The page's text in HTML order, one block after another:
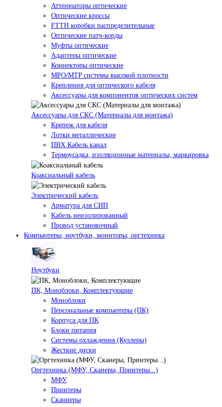
Аттенюаторы оптические
Оптические кроссы
FTTH коробки распределительные
Оптические патч-корды
Муфты оптические
Адаптеры оптические
Коннекторы оптические
MPO/MTP системы высокой плотности
Крепления для оптического кабеля
Аксессуары для компонентов оптических систем
Аксессуары для СКС (Материалы для монтажа)
Крепеж для кабеля
Лотки металлические
ПВХ Кабель канал
Термоусадка, изоляционные материалы, маркировка
Коаксиальный кабель
Электрический кабель
Арматура для СИП
Кабель неизолированный
Провод установочный
Компьютеры, ноутбуки, мониторы, оргтехника
Ноутбуки
ПК, Моноблоки, Комплектующие
Моноблоки
Персональные компьютеры (ПК)
Корпуса для ПК
Блоки питания
Системы охлаждения (Куллеры)
Жесткие диски
Оргтехника (МФУ, Сканеры, Принтеры...)
МФУ
Принтеры
Сканнеры